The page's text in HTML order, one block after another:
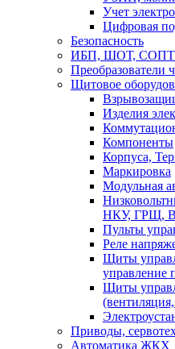
Учет
Цифровая
Безопасность
ИБП, ШОТ, СОПТ
Преобразователи
Щитовое
Изделия
Компоненты
Корпуса,
Маркировка
Модульная
НКУ, ГРЩ,
Пульты
Реле
Щиты
управление
Щиты
Приводы,
Автоматика ЖКХ